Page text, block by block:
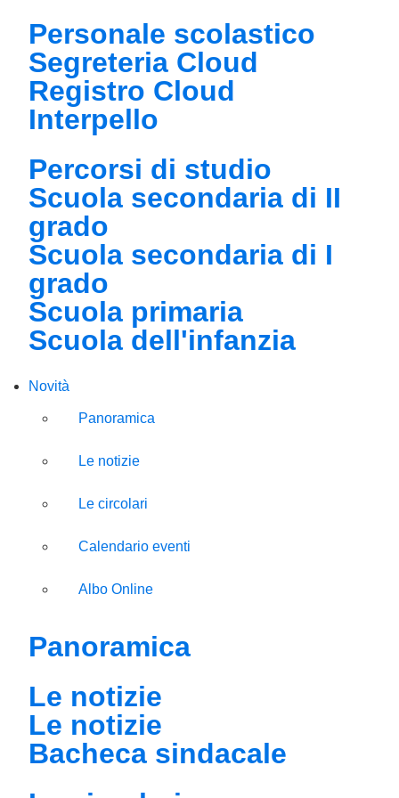
Personale scolastico
Segreteria Cloud
Registro Cloud
Interpello
Percorsi di studio
Scuola secondaria di II
grado
Scuola secondaria di I
grado
Scuola primaria
Scuola dell'infanzia
Novità
Panoramica
Le notizie
Le circolari
Calendario eventi
Albo Online
Panoramica
Le notizie
Le notizie
Bacheca sindacale